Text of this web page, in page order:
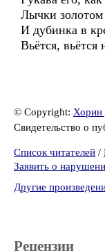
Лычки
И дубинка в
Вьётся, вьётся
© Copyright: Хорин
Свидетельство о
Список читателей /
Заявить о
Другие
Рецензии